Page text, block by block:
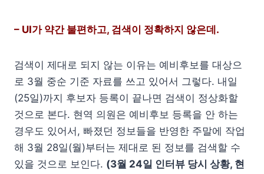
– UI가 약간 불편하고, 검색이 정확하지 않은데.
검색이 제대로 되지 않는 이유는 예비후보를 대상으
로 3월 중순 기준 자료를 쓰고 있어서 그렇다. 내일
(25일)까지 후보자 등록이 끝나면 검색이 정상화할
것으로 본다. 현역 의원은 예비후보 등록을 안 하는
경우도 있어서, 빠졌던 정보들을 반영한 주말에 작업
해 3월 28일(월)부터는 제대로 된 정보를 검색할 수
있을 것으로 보인다. (3월 24일 인터뷰 당시 상황, 현